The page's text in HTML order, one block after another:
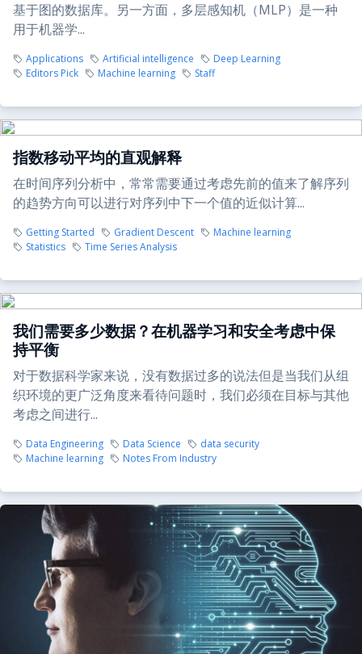
基于图的数据库。另一方面，多层感知机（MLP）是一种
用于机器学...
Applications Artificial intelligence
Deep Learning
Editors Pick
Machine learning Staff
指数移动平均的直观解释
在时间序列分析中，常常需要通过考虑先前的值来了解序列
的趋势方向可以进行对序列中下一个值的近似计算...
Getting Started Gradient Descent
Machine learning
Statistics
Time Series Analysis
我们需要多少数据？在机器学习和安全考虑中保
持平衡
对于数据科学家来说，没有数据过多的说法但是当我们从组
织环境的更广泛角度来看待问题时，我们必须在目标与其他
考虑之间进行...
Data Engineering Data Science
data security
Machine learning
Notes From Industry